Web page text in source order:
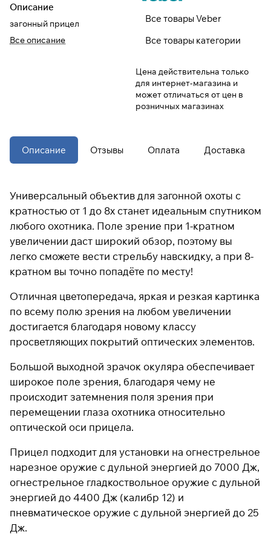
Описание
загонный прицел
Все описание
Все товары Veber
Все товары категории
Цена действительна только
для интернет-магазина и
может отличаться от цен в
розничных магазинах
Описание Отзывы Оплата Доставка
Универсальный объектив для загонной охоты с
кратностью от 1 до 8х станет идеальным спутником
любого охотника. Поле зрение при 1-кратном
увеличении даст широкий обзор, поэтому вы
легко сможете вести стрельбу навскидку, а при 8-
кратном вы точно попадёте по месту!
Отличная цветопередача, яркая и резкая картинка
по всему полю зрения на любом увеличении
достигается благодаря новому классу
просветляющих покрытий оптических элементов.
Большой выходной зрачок окуляра обеспечивает
широкое поле зрения, благодаря чему не
происходит затемнения поля зрения при
перемещении глаза охотника относительно
оптической оси прицела.
Прицел подходит для установки на огнестрельное
нарезное оружие с дульной энергией до 7000 Дж,
огнестрельное гладкоствольное оружие с дульной
энергией до 4400 Дж (калибр 12) и
пневматическое оружие с дульной энергией до 25
Дж.
При оформлении заказа
выберите метод оплатыПЛАЙТ
Оплачивайте сегодня только25%
картой любого банка
выбранный способом
по25%каждые 2 недели
* При оплате черезПЛАЙТ
скидки по купонам не
применяются.
Подробнее
об оплате Плайтом
25
раз в 2
недели
Остались вопросы?
8 800 302-02-51
plait.ru